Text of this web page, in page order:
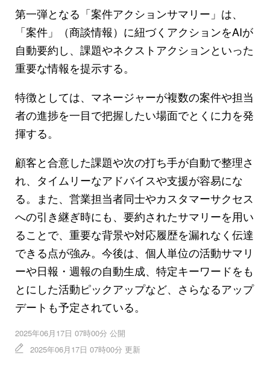
第一弾となる「案件アクションサマリー」は、
「案件」（商談情報）に紐づくアクションをAIが
自動要約し、課題やネクストアクションといった
重要な情報を提示する。
特徴としては、マネージャーが複数の案件や担当
者の進捗を一目で把握したい場面でとくに力を発
揮する。
顧客と合意した課題や次の打ち手が自動で整理さ
れ、タイムリーなアドバイスや支援が容易にな
る。また、営業担当者同士やカスタマーサクセス
への引き継ぎ時にも、要約されたサマリーを用い
ることで、重要な背景や対応履歴を漏れなく伝達
できる点が強み。今後は、個人単位の活動サマリ
ーや日報・週報の自動生成、特定キーワードをも
とにした活動ピックアップなど、さらなるアップ
デートも予定されている。
2025年06月17日 07時00分 公開
2025年06月17日 07時00分 更新